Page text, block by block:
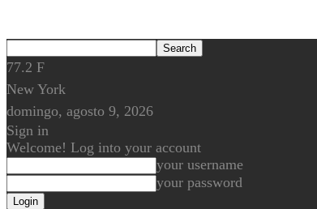
77.2 F
New York
domingo, agosto 9, 2026
Sign in
Welcome! Log into your account
your username
your password